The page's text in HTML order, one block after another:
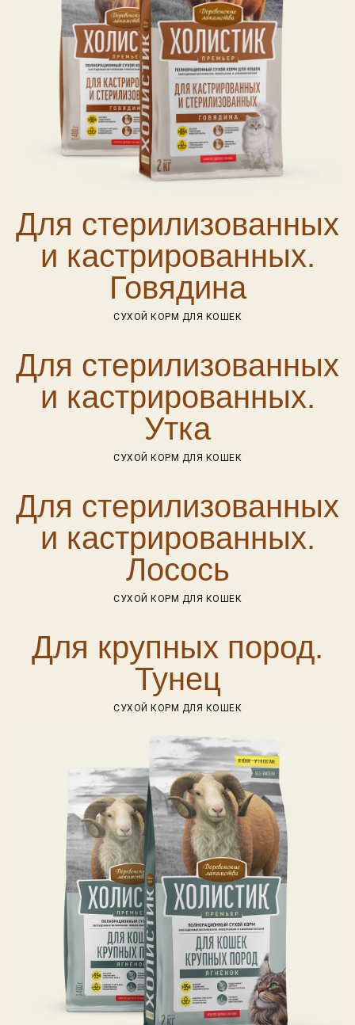
Для стерилизованных
и кастрированных.
Говядина
СУХОЙ КОРМ ДЛЯ КОШЕК
Для стерилизованных
и кастрированных.
Утка
СУХОЙ КОРМ ДЛЯ КОШЕК
Для стерилизованных
и кастрированных.
Лосось
СУХОЙ КОРМ ДЛЯ КОШЕК
Для крупных пород.
Тунец
СУХОЙ КОРМ ДЛЯ КОШЕК